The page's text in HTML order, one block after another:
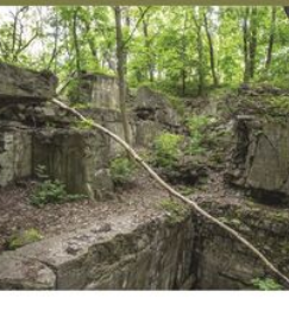
publikacji na podjęcie próby nakreślenia jej
i kierunków, w jakich zapewne będzie
archeologia współczesności
partycypacji w kulturze, która może stać się
uprawiania archeologii, zrywającej z
w przestrzeni publicznej (...). Archeologia
przeszłości generuje bowiem potrzebę
i sposobów funkcjonowania całej dyscypliny -
Archeologia
anglojęzycznej jako archaeology of the
of the recent past czy archaeology of the
którego przedmiot zainteresowań stanowią:
(głównie wieki XX i XXI), jej materialne
W zakres jej zainteresowań
które powstały w ostatnich
współczesności są odkrywanie,
zrozumieć różne aspekty życia i